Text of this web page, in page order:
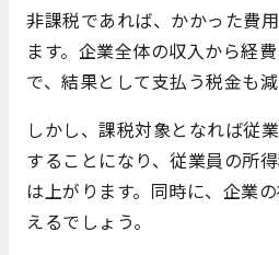
非課税であれば、かかった費
ます。企業全体の収入から経
で、結果として支払う税金も減
しかし、課税対象となれば従
することになり、従業員の所
は上がります。同時に、企業
えるでしょう。